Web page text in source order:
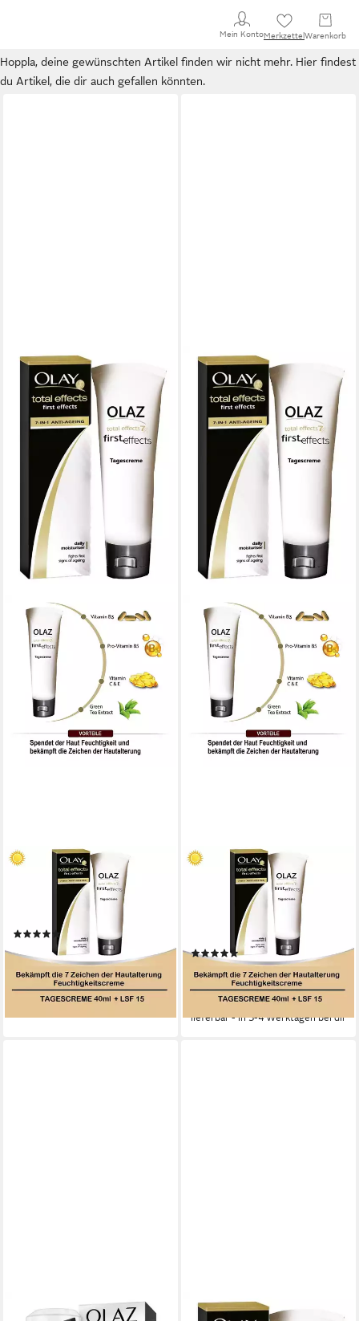
Mein KontoMerkzettel Warenkorb
Hoppla, deine gewünschten Artikel finden wir nicht mehr. Hier findest
du Artikel, die dir auch gefallen könnten.
OLAZ
Tagescreme Total Effects first
effects 7in1 leichte Anti-Aging
Tagescreme - 40ml, 1-tlg.
(1)
UVP29,99 €
(49,78 €/ 100 ml)
-34%
lieferbar - in 3-4 Werktagen bei dir
OLAZ
Tagescreme Total Effects first
effects 7in1 leichte Anti-Aging
Tagescreme 40ml - 2erPack,
(3)
39,93 €
49,94 €
(49,91 €/ 100 ml)
lieferbar - in 3-4 Werktagen bei dir